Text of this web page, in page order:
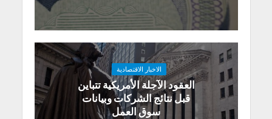
الاخبار الاقتصادية
العقود الآجلة الأمريكية تتباين
قبل نتائج الشركات وبيانات
سوق العمل